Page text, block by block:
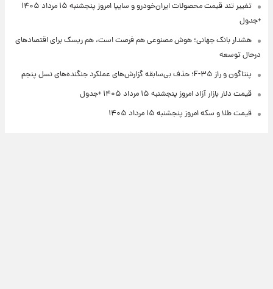
تغییر تند قیمت محصولات ایران‌خودرو و سایپا امروز پنجشنبه ۱۵ مرداد ۱۴۰۵
+جدول
هشدار بانک جهانی؛ هوش مصنوعی هم فرصت است، هم ریسک برای اقتصادهای
درحال توسعه
پنتاگون و راز F-۳۵؛ حذف بی‌سابقه گزارش‌های عملکرد جنگنده‌های نسل پنجم
قیمت دلار بازار آزاد امروز پنجشنبه ۱۵ مرداد ۱۴۰۵ +جدول
قیمت طلا و سکه امروز پنجشنبه ۱۵ مرداد ۱۴۰۵